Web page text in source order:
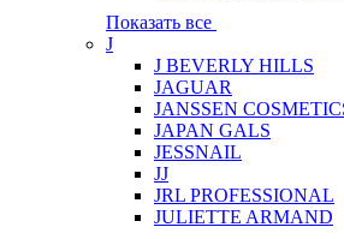
Показать все
J
J BEVERLY HILLS
JAGUAR
JANSSEN
JAPAN GALS
JESSNAIL
JJ
JRL PROFESSIONAL
JULIETTE ARMAND